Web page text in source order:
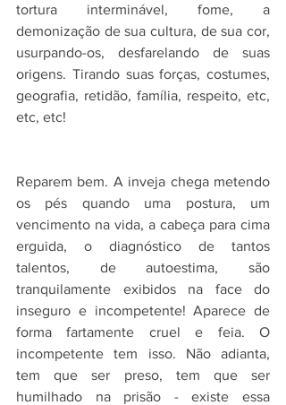
tortura interminável, fome, a
demonização de sua cultura, de sua cor,
usurpando-os, desfarelando de suas
origens. Tirando suas forças, costumes,
geografia, retidão, família, respeito, etc,
etc, etc!
Reparem bem. A inveja chega metendo
os pés quando uma postura, um
vencimento na vida, a cabeça para cima
erguida, o diagnóstico de tantos
talentos, de autoestima, são
tranquilamente exibidos na face do
inseguro e incompetente! Aparece de
forma fartamente cruel e feia. O
incompetente tem isso. Não adianta,
tem que ser preso, tem que ser
humilhado na prisão - existe essa